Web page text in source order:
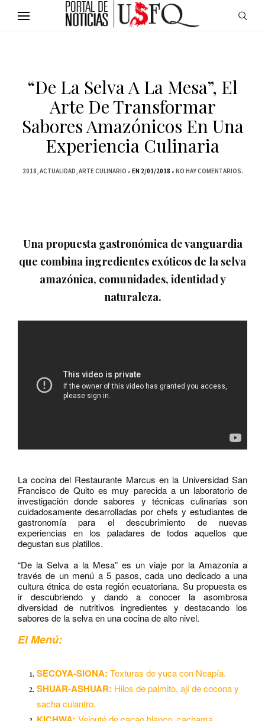
“De La Selva A La Mesa”, El
Arte De Transformar
Sabores Amazónicos En Una
Experiencia Culinaria
2018 ACTUALIDAD ARTE CULINARIO EN 2/01/2018 NO HAY COMENTARIOS.
Una propuesta gastronómica de vanguardia
que combina ingredientes exóticos de la selva
amazónica, comunidades, identidad y
naturaleza.
La cocina del Restaurante Marcus en la Universidad San
Francisco de Quito es muy parecida a un laboratorio de
investigación donde sabores y técnicas culinarias son
cuidadosamente desarrolladas por chefs y estudiantes de
gastronomía para el descubrimiento de nuevas
experiencias en los paladares de todos aquellos que
degustan sus platillos.
“De la Selva a la Mesa” es un viaje por la Amazonía a
través de un menú a 5 pasos, cada uno dedicado a una
cultura étnica de esta región ecuatoriana. Su propuesta es
ir descubriendo y dando a conocer la asombrosa
diversidad de nutritivos ingredientes y destacando los
sabores de la selva en una cocina de alto nivel.
El Menú:
SECOYA-SIONA: Texturas de yuca con Neapía.
SHUAR-ASHUAR: Hilos de palmito, ají de cocona y
sacha culantro.